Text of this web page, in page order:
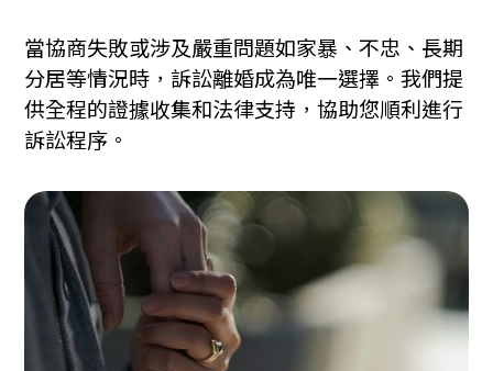
當協商失敗或涉及嚴重問題如家暴、不忠、長期
分居等情況時，訴訟離婚成為唯一選擇。我們提
供全程的證據收集和法律支持，協助您順利進行
訴訟程序。